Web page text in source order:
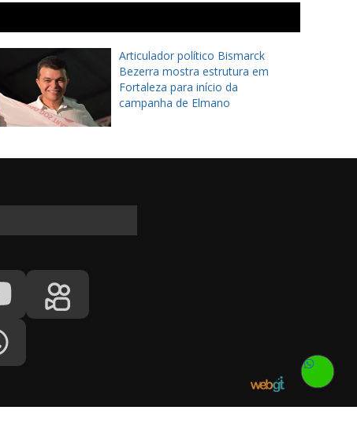
Articulador político Bismarck
Bezerra mostra estrutura em
Fortaleza para início da
campanha de Elmano